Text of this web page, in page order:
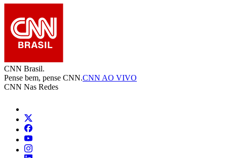
CNN Brasil.
Pense bem, pense CNN.CNN AO VIVO
CNN Nas Redes